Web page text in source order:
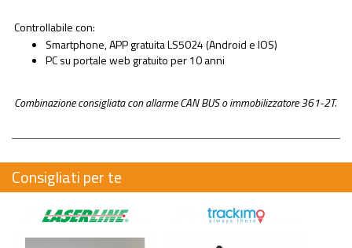
Controllabile con:
Smartphone, APP gratuita LS5024 (Android e IOS)
PC su portale web gratuito per 10 anni
Combinazione consigliata con allarme CAN BUS o immobilizzatore 361-2T.
Consigliati per te